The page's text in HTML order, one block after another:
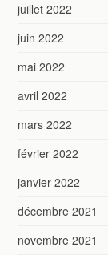
juillet 2022
juin 2022
mai 2022
avril 2022
mars 2022
février 2022
janvier 2022
décembre 2021
novembre 2021